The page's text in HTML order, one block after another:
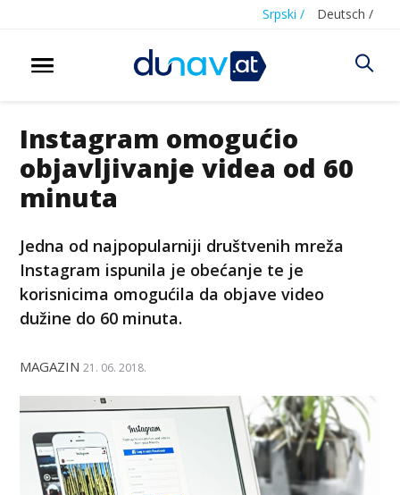
Srpski / Deutsch /
Instagram omogućio
objavljivanje videa od 60
minuta
Jedna od najpopularniji društvenih mreža
Instagram ispunila je obećanje te je
korisnicima omogućila da objave video
dužine do 60 minuta.
MAGAZIN 21. 06. 2018.